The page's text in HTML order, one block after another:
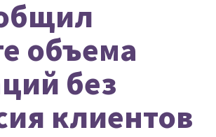
объема
без
клиентов